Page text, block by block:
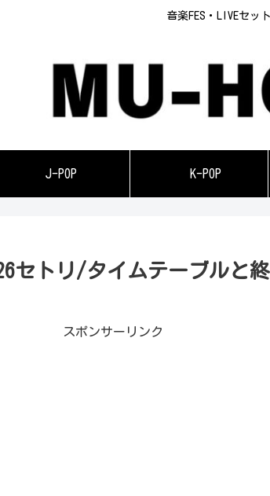
音楽FES・LIVEセッ
J-POP K-POP
セトリ/タイムテーブルと
スポンサーリンク